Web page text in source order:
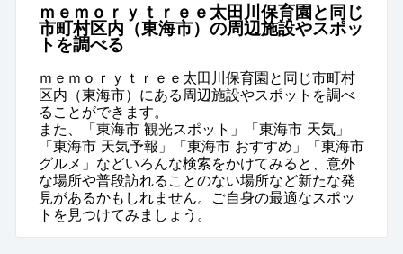
ｍｅｍｏｒｙｔｒｅｅ太田川保育園と同じ
市町村区内（東海市）の周辺施設やスポッ
トを調べる
ｍｅｍｏｒｙｔｒｅｅ太田川保育園と同じ市町村
区内（東海市）にある周辺施設やスポットを調べ
ることができます。
また、「東海市 観光スポット」「東海市 天気」
「東海市 天気予報」「東海市 おすすめ」「東海市
グルメ」などいろんな検索をかけてみると、意外
な場所や普段訪れることのない場所など新たな発
見があるかもしれません。ご自身の最適なスポッ
トを見つけてみましょう。